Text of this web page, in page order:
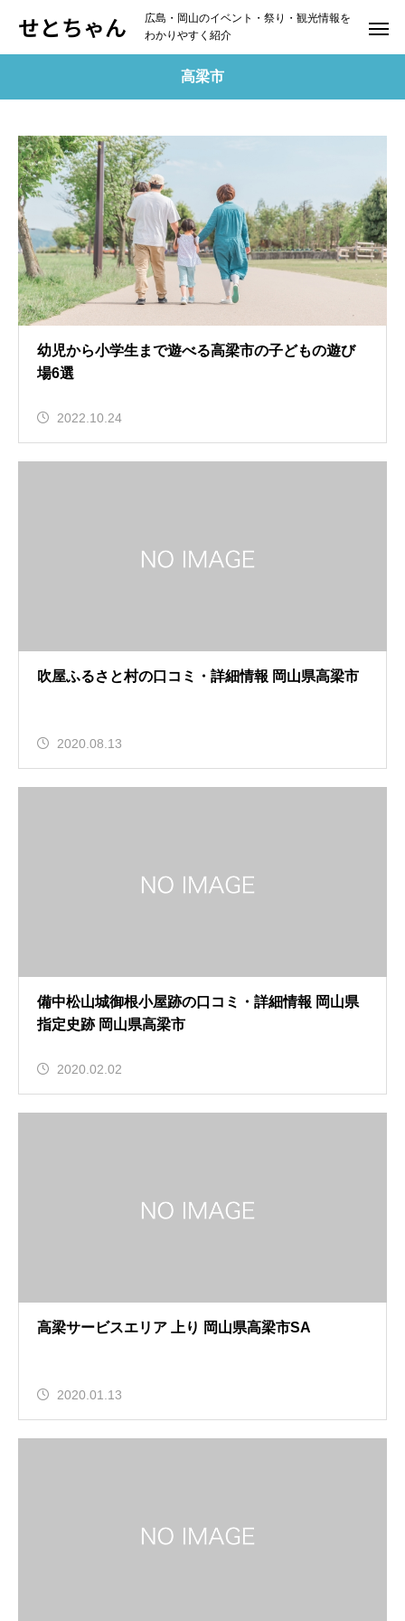
せとちゃん
広島・岡山のイベント・祭り・観光情報を
わかりやすく紹介
高梁市
幼児から小学生まで遊べる高梁市の子どもの遊び
場6選
2022.10.24
吹屋ふるさと村の口コミ・詳細情報 岡山県高梁市
2020.08.13
備中松山城御根小屋跡の口コミ・詳細情報 岡山県
指定史跡 岡山県高梁市
2020.02.02
高梁サービスエリア 上り 岡山県高梁市SA
2020.01.13